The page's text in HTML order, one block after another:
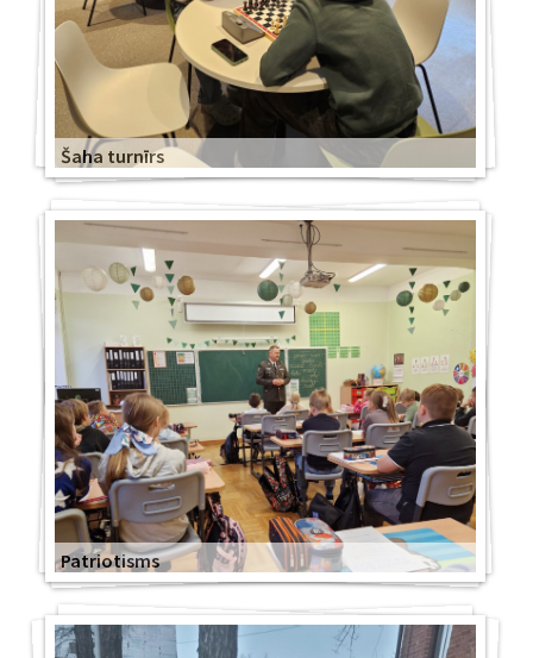
Šaha turnīrs
Patriotisms